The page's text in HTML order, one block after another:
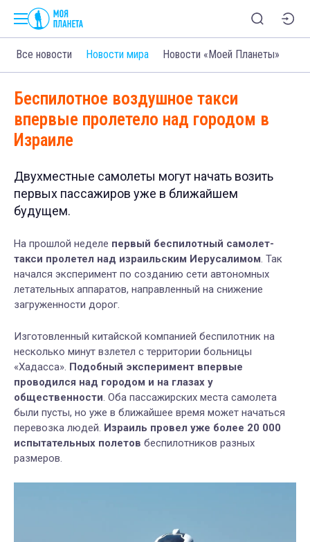
Все новости Новости мира Новости «Моей Планеты»
Беспилотное воздушное такси
впервые пролетело над городом в
Израиле
Двухместные самолеты могут начать возить
первых пассажиров уже в ближайшем
будущем.
На прошлой неделе первый беспилотный самолет-
такси пролетел над израильским Иерусалимом. Так
начался эксперимент по созданию сети автономных
летательных аппаратов, направленный на снижение
загруженности дорог.
Изготовленный китайской компанией беспилотник на
несколько минут взлетел с территории больницы
«Хадасса». Подобный эксперимент впервые
проводился над городом и на глазах у
общественности. Оба пассажирских места самолета
были пусты, но уже в ближайшее время может начаться
перевозка людей. Израиль провел уже более 20 000
испытательных полетов беспилотников разных
размеров.